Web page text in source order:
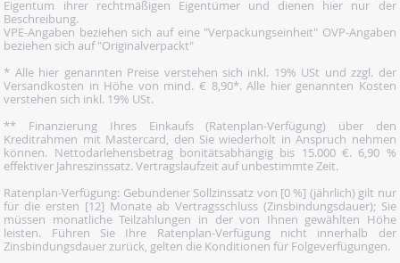
Eigentum ihrer rechtmäßigen Eigentümer und dienen hier nur der
Beschreibung.
VPE-Angaben beziehen sich auf eine "Verpackungseinheit" OVP-Angaben
beziehen sich auf "Originalverpackt"
* Alle hier genannten Preise verstehen sich inkl. 19% USt und zzgl. der
Versandkosten in Höhe von mind. € 8,90*. Alle hier genannten Kosten
verstehen sich inkl. 19% USt.
** Finanzierung Ihres Einkaufs (Ratenplan-Verfügung) über den
Kreditrahmen mit Mastercard, den Sie wiederholt in Anspruch nehmen
können. Nettodarlehensbetrag bonitätsabhängig bis 15.000 €. 6,90 %
effektiver Jahreszinssatz. Vertragslaufzeit auf unbestimmte Zeit.
Ratenplan-Verfügung: Gebundener Sollzinssatz von [0 %] (jährlich) gilt nur
für die ersten [12] Monate ab Vertragsschluss (Zinsbindungsdauer); Sie
müssen monatliche Teilzahlungen in der von Ihnen gewählten Höhe
leisten. Führen Sie Ihre Ratenplan-Verfügung nicht innerhalb der
Zinsbindungsdauer zurück, gelten die Konditionen für Folgeverfügungen.